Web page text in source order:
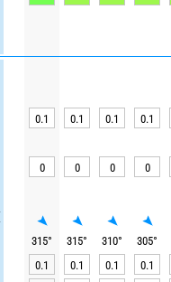
0.1 0.1 0.1 0.1
0 0 0 0
315° 315° 310° 305°
0.1
0.1 0.1 0.1